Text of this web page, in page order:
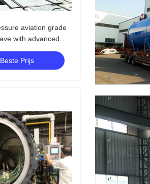
aviation grade
with advanced
UAV and aerospace
Prijs